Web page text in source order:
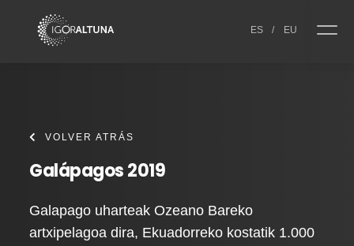
ES / EU
VOLVER ATRÁS
Galápagos 2019
Galapago uharteak Ozeano Bareko
artxipelagoa dira, Ekuadorreko kostatik 1.000